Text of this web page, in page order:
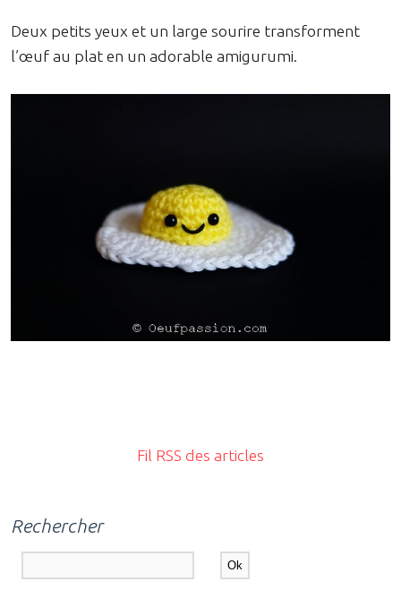
Deux petits yeux et un large sourire transforment
l’œuf au plat en un adorable amigurumi.
Fil RSS des articles
Rechercher